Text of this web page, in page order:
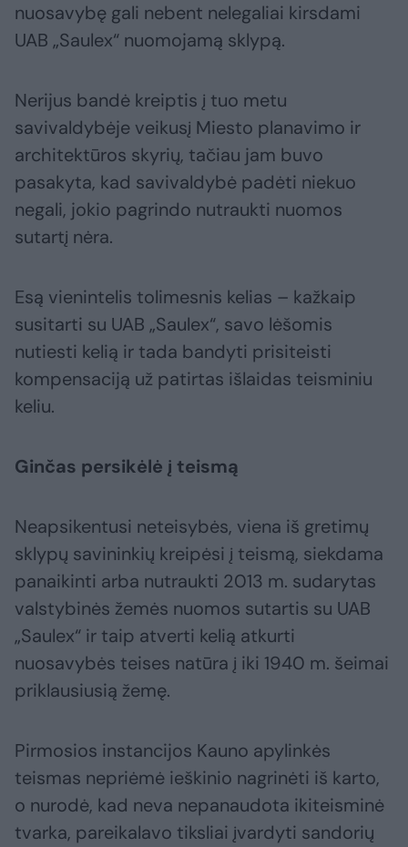
nuosavybę gali nebent nelegaliai kirsdami
UAB „Saulex“ nuomojamą sklypą.
Nerijus bandė kreiptis į tuo metu
savivaldybėje veikusį Miesto planavimo ir
architektūros skyrių, tačiau jam buvo
pasakyta, kad savivaldybė padėti niekuo
negali, jokio pagrindo nutraukti nuomos
sutartį nėra.
Esą vienintelis tolimesnis kelias – kažkaip
susitarti su UAB „Saulex“, savo lėšomis
nutiesti kelią ir tada bandyti prisiteisti
kompensaciją už patirtas išlaidas teisminiu
keliu.
Ginčas persikėlė į teismą
Neapsikentusi neteisybės, viena iš gretimų
sklypų savininkių kreipėsi į teismą, siekdama
panaikinti arba nutraukti 2013 m. sudarytas
valstybinės žemės nuomos sutartis su UAB
„Saulex“ ir taip atverti kelią atkurti
nuosavybės teises natūra į iki 1940 m. šeimai
priklausiusią žemę.
Pirmosios instancijos Kauno apylinkės
teismas nepriėmė ieškinio nagrinėti iš karto,
o nurodė, kad neva nepanaudota ikiteisminė
tvarka, pareikalavo tiksliai įvardyti sandorių